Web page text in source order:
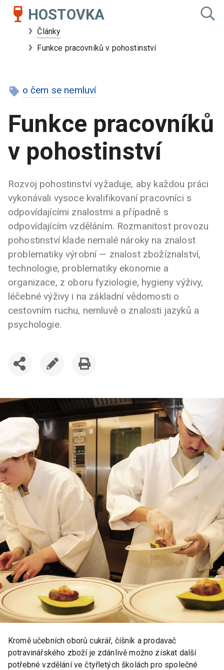
HOSTOVKA
Články
Funkce pracovníků v pohostinství
o čem se nemluví
Funkce pracovníků
v pohostinství
Rozvoj pohostinství vyžaduje, aby každou práci
vykonávali vysoce kvalifikovaní pracovníci s
odpovídajícími znalostmi a případně s
odpovídajícím vzděláním. Rozmanitost provozu
pohostinství klade nemalé nároky na znalost
problematiky výrobní — znalost zbožíznalství,
technologie, problematiky ekonomie a
organizace, z oboru fyziologie, hygieny výživy,
léčebné výživy i na základní vědomosti o
cestovním ruchu, nemluvě o znalosti jazyků a
psychologie.
Kromě učebních oborů cukrář, číšník a prodavač
potravinářského zboží je zdánlivě možno získat další
potřebné vzdělání ve čtyřletých školách pro společné